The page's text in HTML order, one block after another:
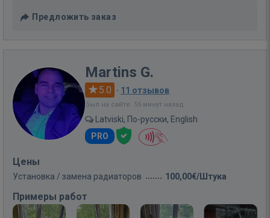
Предложить заказ
Martins G.
5.0 · 11 отзывов
Был на сайте: 55 минут назад
Latviski, По-русски, English
PRO
Цены
Установка / замена радиаторов 100,00€/Штука
Примеры работ